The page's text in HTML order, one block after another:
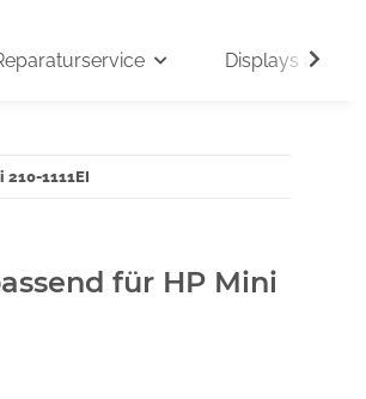
Displays auf
210-1111EI
für HP Mini